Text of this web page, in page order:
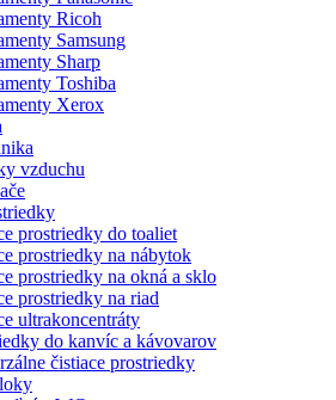
Ricoh
Samsung
Sharp
Toshiba
Xerox
vzduchu
prostriedky do toaliet
prostriedky na nábytok
prostriedky na okná a sklo
prostriedky na riad
ultrakoncentráty
do kanvíc a kávovarov
čistiace prostriedky